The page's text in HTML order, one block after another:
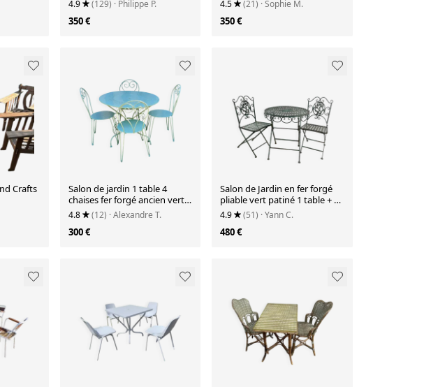
4.9 (129) · Philippe P.
350 €
4.5 (21) · Sophie M.
350 €
Salon de jardin 1 table 4
chaises fer forgé ancien vert
Provence
4.8 (12) · Alexandre T.
300 €
Salon de Jardin en fer forgé
pliable vert patiné 1 table + 2
Chaises
4.9 (51) · Yann C.
480 €